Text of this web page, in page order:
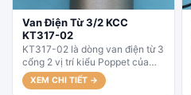
Van Điện Từ 3/2 KCC
KT317-02
KT317-02 là dòng van điện từ 3
cổng 2 vị trí kiểu Poppet của
KCC Hàn Quốc, có thiết kế...
XEM CHI TIẾT →